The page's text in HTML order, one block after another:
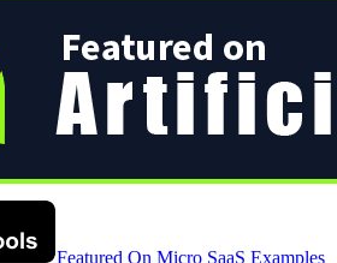
Featured On Micro SaaS Examples